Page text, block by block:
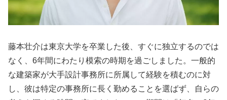
藤本壮介は東京大学を卒業した後、すぐに独立するのでは
なく、6年間にわたり模索の時期を過ごしました。一般的
な建築家が大手設計事務所に所属して経験を積むのに対
し、彼は特定の事務所に長く勤めることを選ばず、自らの